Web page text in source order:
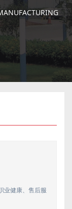
业健康、售后服